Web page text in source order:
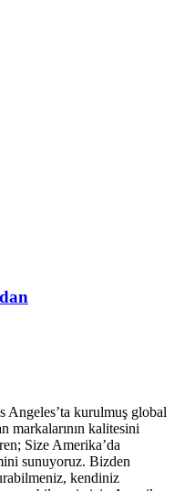
Angeles’ta kurulmuş global
markalarının kalitesini
Size Amerika’da
sunuyoruz. Bizden
kendiniz